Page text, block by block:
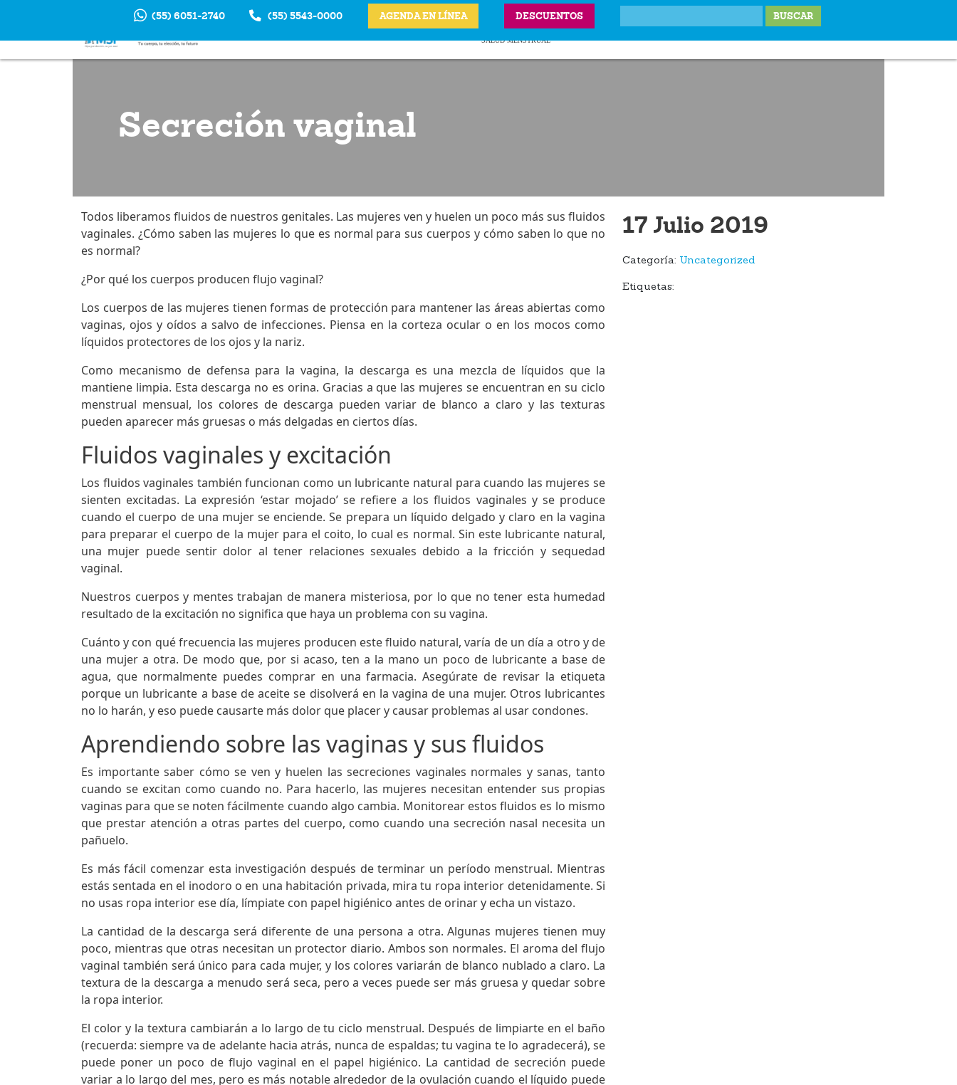
(55) 6051-2740 (55) 5543-0000 AGENDA EN LÍNEA DESCUENTOS
ANTICONCEPTIVOS
ITS
VPH
SALUD MENSTRUAL
PRECIOS Y UBICACIONES
Secreción vaginal
Todos liberamos fluidos de nuestros genitales. Las mujeres ven y huelen un poco más sus fluidos
vaginales. ¿Cómo saben las mujeres lo que es normal para sus cuerpos y cómo saben lo que no
es normal?
¿Por qué los cuerpos producen flujo vaginal?
Los cuerpos de las mujeres tienen formas de protección para mantener las áreas abiertas como
vaginas, ojos y oídos a salvo de infecciones. Piensa en la corteza ocular o en los mocos como
líquidos protectores de los ojos y la nariz.
Como mecanismo de defensa para la vagina, la descarga es una mezcla de líquidos que la
mantiene limpia. Esta descarga no es orina. Gracias a que las mujeres se encuentran en su ciclo
menstrual mensual, los colores de descarga pueden variar de blanco a claro y las texturas
pueden aparecer más gruesas o más delgadas en ciertos días.
Fluidos vaginales y excitación
Los fluidos vaginales también funcionan como un lubricante natural para cuando las mujeres se
sienten excitadas. La expresión ‘estar mojado’ se refiere a los fluidos vaginales y se produce
cuando el cuerpo de una mujer se enciende. Se prepara un líquido delgado y claro en la vagina
para preparar el cuerpo de la mujer para el coito, lo cual es normal. Sin este lubricante natural,
una mujer puede sentir dolor al tener relaciones sexuales debido a la fricción y sequedad
vaginal.
Nuestros cuerpos y mentes trabajan de manera misteriosa, por lo que no tener esta humedad
resultado de la excitación no significa que haya un problema con su vagina.
Cuánto y con qué frecuencia las mujeres producen este fluido natural, varía de un día a otro y de
una mujer a otra. De modo que, por si acaso, ten a la mano un poco de lubricante a base de
agua, que normalmente puedes comprar en una farmacia. Asegúrate de revisar la etiqueta
porque un lubricante a base de aceite se disolverá en la vagina de una mujer. Otros lubricantes
no lo harán, y eso puede causarte más dolor que placer y causar problemas al usar condones.
Aprendiendo sobre las vaginas y sus fluidos
Es importante saber cómo se ven y huelen las secreciones vaginales normales y sanas, tanto
cuando se excitan como cuando no. Para hacerlo, las mujeres necesitan entender sus propias
vaginas para que se noten fácilmente cuando algo cambia. Monitorear estos fluidos es lo mismo
que prestar atención a otras partes del cuerpo, como cuando una secreción nasal necesita un
pañuelo.
Es más fácil comenzar esta investigación después de terminar un período menstrual. Mientras
estás sentada en el inodoro o en una habitación privada, mira tu ropa interior detenidamente. Si
no usas ropa interior ese día, límpiate con papel higiénico antes de orinar y echa un vistazo.
La cantidad de la descarga será diferente de una persona a otra. Algunas mujeres tienen muy
poco, mientras que otras necesitan un protector diario. Ambos son normales. El aroma del flujo
vaginal también será único para cada mujer, y los colores variarán de blanco nublado a claro. La
textura de la descarga a menudo será seca, pero a veces puede ser más gruesa y quedar sobre
la ropa interior.
El color y la textura cambiarán a lo largo de tu ciclo menstrual. Después de limpiarte en el baño
(recuerda: siempre va de adelante hacia atrás, nunca de espaldas; tu vagina te lo agradecerá), se
puede poner un poco de flujo vaginal en el papel higiénico. La cantidad de secreción puede
variar a lo largo del mes, pero es más notable alrededor de la ovulación cuando el líquido puede
17 Julio 2019
Categoría: Uncategorized
Etiquetas: